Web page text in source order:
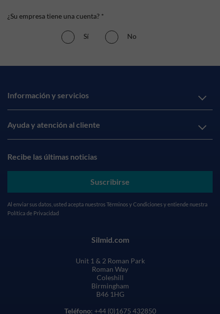
¿Su empresa tiene una cuenta? *
Sí No
Información y servicios
Ayuda y atención al cliente
Recibe las últimas noticias
Suscribirse
Al enviar sus datos, usted acepta nuestros Términos y Condiciones y entiende nuestra
Política de Privacidad
Silmid.com
Unit 1 & 2 Roman Park
Roman Way
Coleshill
Birmingham
B46 1HG
Teléfono: +44 (0)1675 432850